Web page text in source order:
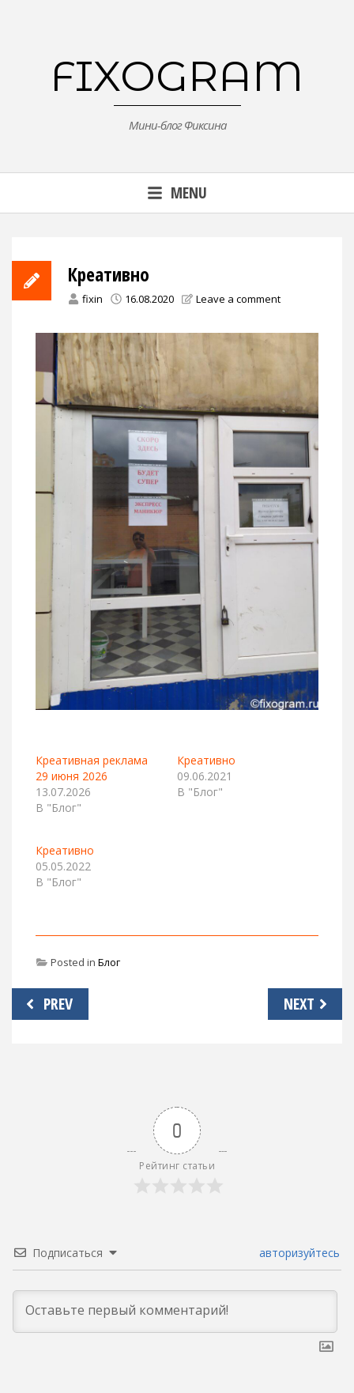
FIXOGRAM
Мини-блог Фиксина
MENU
Креативно
fixin 16.08.2020 Leave a comment
Креативная реклама
29 июня 2026
13.07.2026
В "Блог"
Креативно
09.06.2021
В "Блог"
Креативно
05.05.2022
В "Блог"
Posted in Блог
Навигация
по
PREV NEXT
0
Рейтинг статьи
Подписаться авторизуйтесь